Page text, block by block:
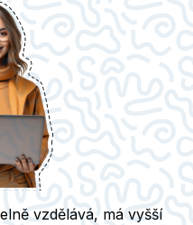
vzdělává, má vyšší